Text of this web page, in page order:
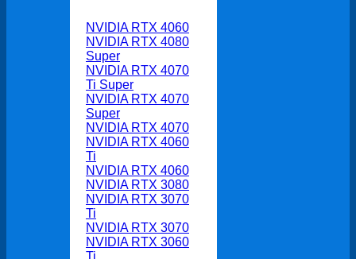
NVIDIA RTX 4060
NVIDIA RTX 4080
Super
NVIDIA RTX 4070
Ti Super
NVIDIA RTX 4070
Super
NVIDIA RTX 4070
NVIDIA RTX 4060
Ti
NVIDIA RTX 4060
NVIDIA RTX 3080
NVIDIA RTX 3070
Ti
NVIDIA RTX 3070
NVIDIA RTX 3060
Ti